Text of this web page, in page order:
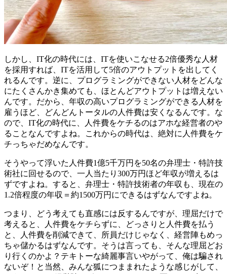
しかし、IT化の時代には、ITを使いこなせる2倍優秀な人材
を採用すれば、ITを活用して5倍のアウトプットを出してく
れるんです。逆に、プログラミングができない人材をどんな
にたくさんかき集めても、ほとんどアウトプットは増えない
んです。だから、年収の高いプログラミングができる人材を
雇うほど、どんどんトータルの人件費は安くなるんです。な
ので、IT化の時代に、人件費をケチるのはアホな経営者のや
ることなんですよね。これからの時代は、絶対に人件費をケ
チっちゃだめなんです。
そうやって浮いた人件費1億5千万円を50名の弁理士・特許技
術社に回せるので、一人当たり300万円ほど年収が増えるは
ずですよね。すると、弁理士・特許技術者の年収も、現在の
1.2倍程度の年収＝約1500万円にできるはずなんですよね。
つまり、どう考えても直感には反するんですが、理屈だけで
考えると、人件費をケチらずに、どっさりと人件費を払う
と、人件費を削減できて、所員だけじゃなく、経営陣もめっ
ちゃ儲かるはずなんです。そうは言っても、そんな理屈どお
り行くのかよ？テキトーな綺麗事言いやがって、俺は騙され
ないぞ！と当然、みんな狐につままれたような感じがして、